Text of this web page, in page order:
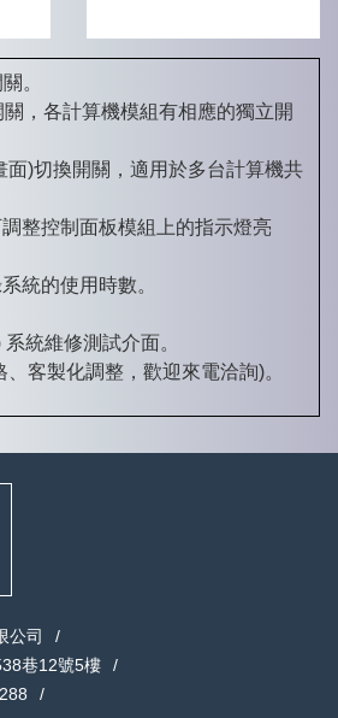
。
，各計算機模組有相應的獨立開
面)切換開關，適用於多台計算機共
整控制面板模組上的指示燈亮
統的使用時數。
統維修測試介面。
、客製化調整，歡迎來電洽詢)。
公司
巷12號5樓